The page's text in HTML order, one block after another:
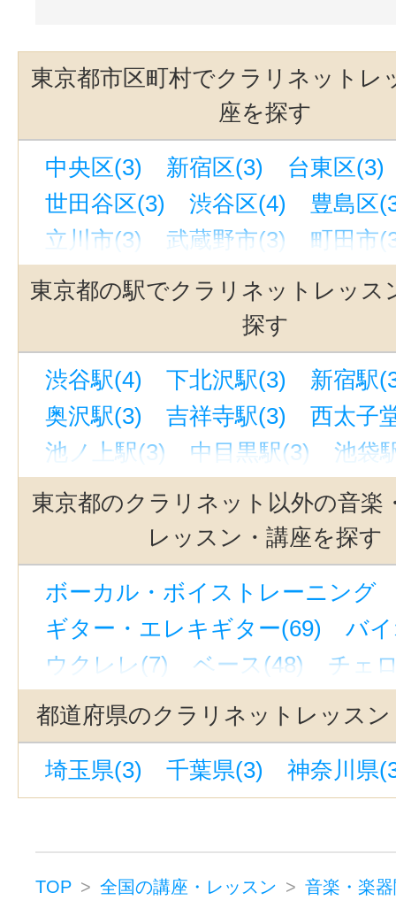
東京都市区町村でクラリネットレ
座を探す
中央区(3) 新宿区(3)
台東区(3)
世田谷区(3)
渋谷区(4)
豊島区
立川市(3)
武蔵野市(3)
町田市
東京都の駅でクラリネットレッス
探す
渋谷駅(4) 下北沢駅(3)
新宿駅
奥沢駅(3)
吉祥寺駅(3)
西太子
池ノ上駅(3)
中目黒駅(3)
池袋
駒沢大学駅(3)
銀座駅(3)
有楽
若林駅(東京)(3)
東北沢駅(3)
上野駅(3)
緑が丘駅(東京)(3)
恵比寿駅(東京)(3)
銀座一丁目駅
世田谷代田駅(3)
自由が丘駅(東
立川駅(3)
九品仏駅(3)
京成上
代官山駅(3)
町田駅(3)
立川南
表参道駅(1)
東京駅(1)
新線池
蒲田駅(東京)(1)
上野御徒町駅(1)
東京都のクラリネット以外の音楽
レッスン・講座を探す
ボーカル・ボイストレーニング
ギター・エレキギター(69)
バ
ウクレレ(7)
ベース(48)
チェ
ハープ(3)
ウッドベース(1)
ピアノ(75)
ジャズピアノ(40)
キーボード・鍵盤(3)
電子オル
作詞・作曲(85)
ドラム(13)
和
パーカッション(5)
オカリナ(1)
都道府県のクラリネットレッス
埼玉県(3) 千葉県(3) 神奈川県
TOP 全国の講座・レッスン 音楽・楽